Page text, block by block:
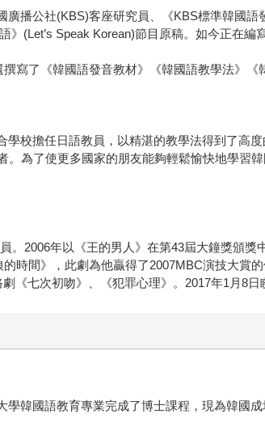
播公社(KBS)客座研究員、《KBS標準韓國
(Let’s Speak Korean)節目原稿。如今正在編
寫了《韓國語發音教材》《韓國語教學法》《
校擔任日語教員，以精湛的教學法得到了高
為了使更多國家的朋友能夠輕鬆愉快地學習韓
。2006年以《王的男人》在第43屆大鐘獎頒
時間》，此劇為他贏得了2007MBC演技大賞
七次初吻》、《犯罪心理》。2017年1月8日
韓國語教育專業完成了博士課程，現為韓國成